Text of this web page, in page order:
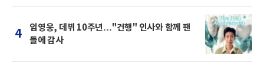
4
임영웅, 데뷔 10주년…"건행" 인사와 함께 팬
들에 감사